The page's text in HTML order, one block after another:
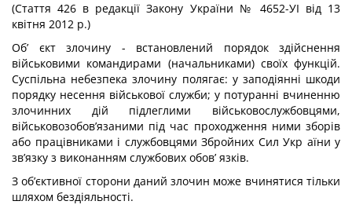
(Стаття 426 в редакції Закону України № 4652-УІ від 13
квітня 2012 р.)
Об’ єкт злочину - встановлений порядок здійснення
військовими командирами (начальниками) своїх функцій.
Суспільна небезпека злочину полягає: у заподіянні шкоди
порядку несення військової служби; у потуранні вчиненню
злочинних дій під­леглими військовослужбовцями,
військовозобов’язаними під час проходження ними зборів
або працівниками і службовцями Збройних Сил Укр аїни у
зв’язку з виконанням службових обов’ язків.
З об’єктивної сторони даний злочин може вчинятися тільки
шляхом бездіяль­ності.